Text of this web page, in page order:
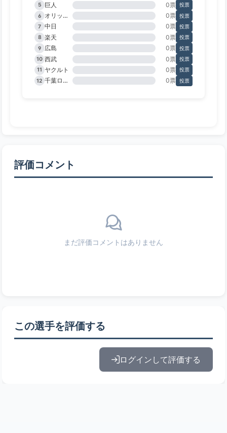
5
巨人 0票 投票
6
オリックス 0票 投票
7 中日 0票 投票
8 楽天 0票 投票
9
広島 0票 投票
10 西武 0票 投票
11 ヤクルト 0票 投票
12
千葉ロッテ 0票 投票
評価コメント
まだ評価コメントはありません
この選手を評価する
ログインして評価する